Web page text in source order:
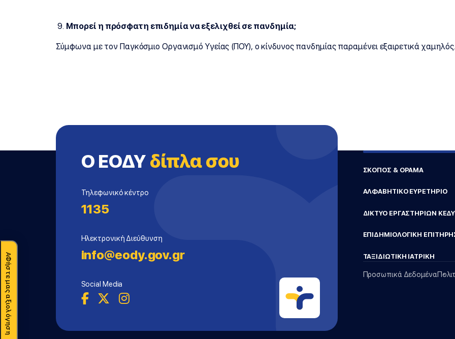
ΑΦήστε μας αξιολόγηση
Μπορεί η πρόσφατη επιδημία να εξελιχθεί σε πανδημία;
Σύμφωνα με τον Παγκόσμιο Οργανισμό Υγείας (ΠΟΥ), ο κίνδυνος πανδημίας παραμένει εξαιρετικά χαμηλός.
Ο ΕΟΔΥ δίπλα σου
Τηλεφωνικό κέντρο
1135
Ηλεκτρονική Διεύθυνση
info@eody.gov.gr
Social Media
ΣΚΟΠΟΣ & ΟΡΑΜΑ
ΑΛΦΑΒΗΤΙΚΟ ΕΥΡΕΤΗΡΙΟ
ΔΙΚΤΥΟ ΕΡΓΑΣΤΗΡΙΩΝ
ΕΠΙΔΗΜΙΟΛΟΓΙΚΗ
ΤΑΞΙΔΙΩΤΙΚΗ ΙΑΤΡΙΚΗ
Προσωπικά Δεδομένα